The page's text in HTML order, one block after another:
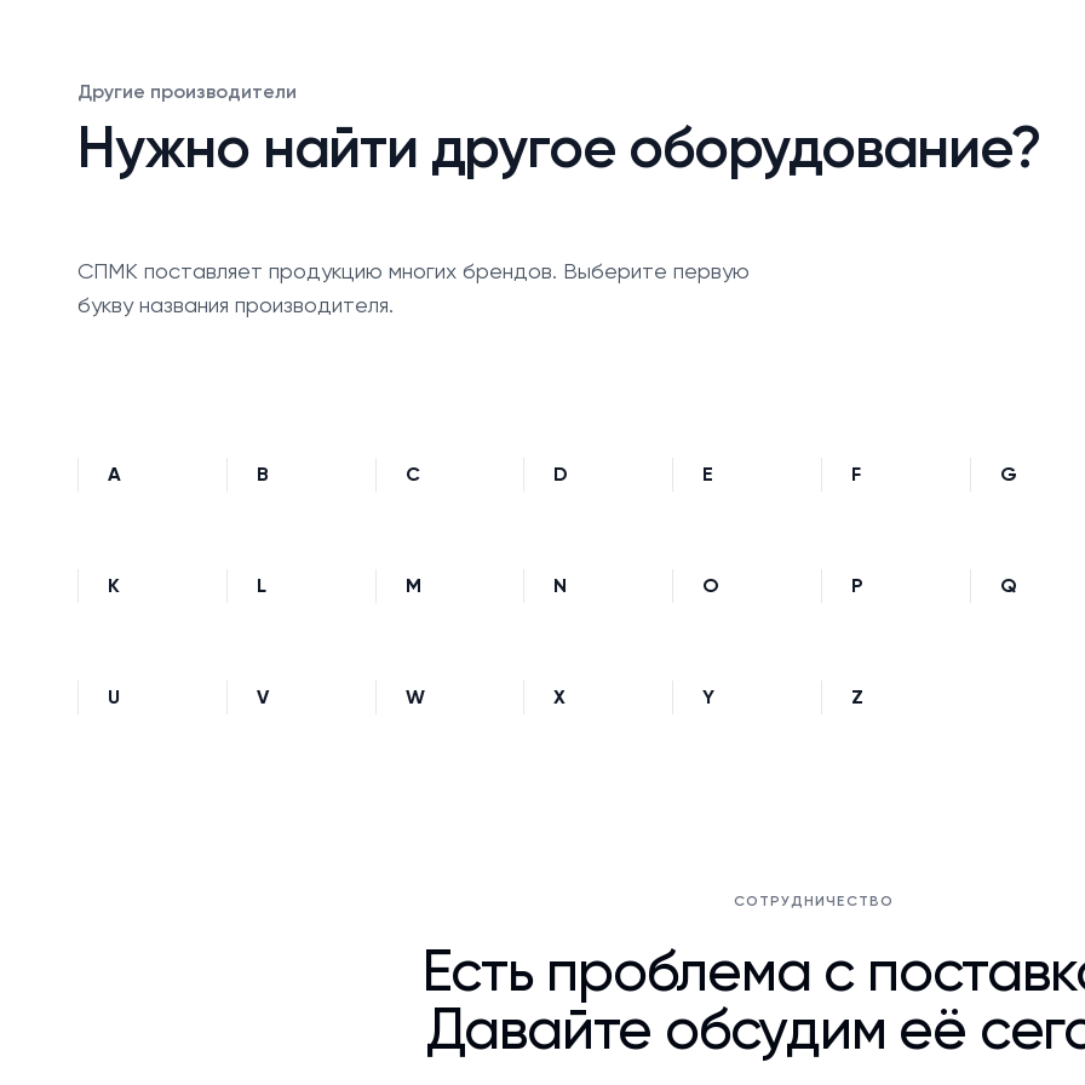
Другие производители
Нужно найти другое оборудование?
СПМК поставляет продукцию многих брендов. Выберите первую
букву названия производителя.
A B C D E F G
K L M N O P Q
U V W X Y Z
СОТРУДНИЧЕСТВО
Есть проблема с
Давайте обсудим её